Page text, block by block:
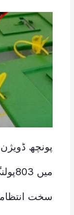
پونچھ
میں
سخت